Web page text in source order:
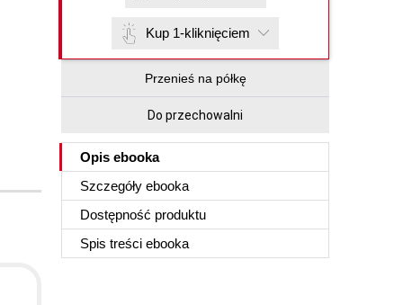
Kup 1-kliknięciem
Przenieś na półkę
Do przechowalni
Opis ebooka
Szczegóły ebooka
Dostępność produktu
Spis treści ebooka